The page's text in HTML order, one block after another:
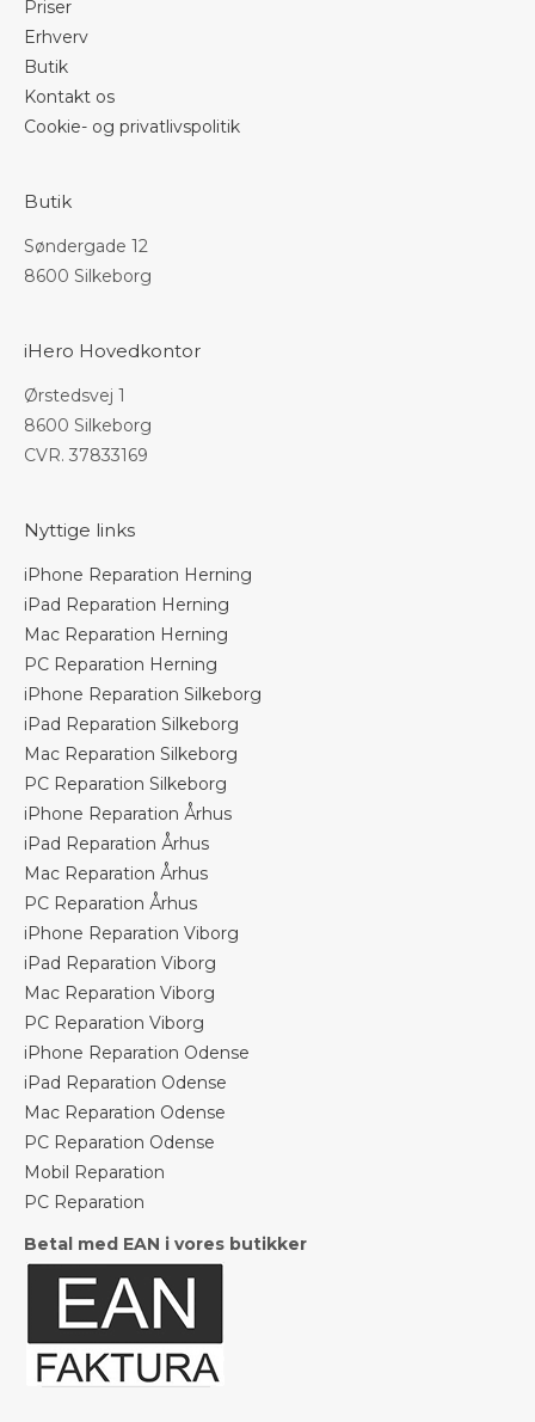
Priser
Erhverv
Butik
Kontakt os
Cookie- og privatlivspolitik
Butik
Søndergade 12
8600 Silkeborg
iHero Hovedkontor
Ørstedsvej 1
8600 Silkeborg
CVR. 37833169
Nyttige links
iPhone Reparation Herning
iPad Reparation Herning
Mac Reparation Herning
PC Reparation Herning
iPhone Reparation Silkeborg
iPad Reparation Silkeborg
Mac Reparation Silkeborg
PC Reparation Silkeborg
iPhone Reparation Århus
iPad Reparation Århus
Mac Reparation Århus
PC Reparation Århus
iPhone Reparation Viborg
iPad Reparation Viborg
Mac Reparation Viborg
PC Reparation Viborg
iPhone Reparation Odense
iPad Reparation Odense
Mac Reparation Odense
PC Reparation Odense
Mobil Reparation
PC Reparation
Betal med EAN i vores butikker